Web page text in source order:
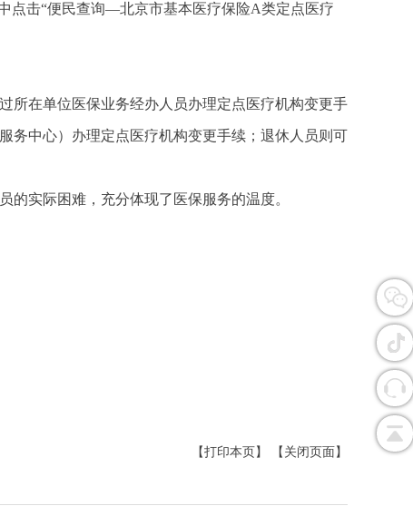
点击“便民查询—北京市基本医疗保险A类定点医疗
所在单位医保业务经办人员办理定点医疗机构变更手
务中心）办理定点医疗机构变更手续；退休人员则可
实际困难，充分体现了医保服务的温度。
【打印本页】 【关闭页面】